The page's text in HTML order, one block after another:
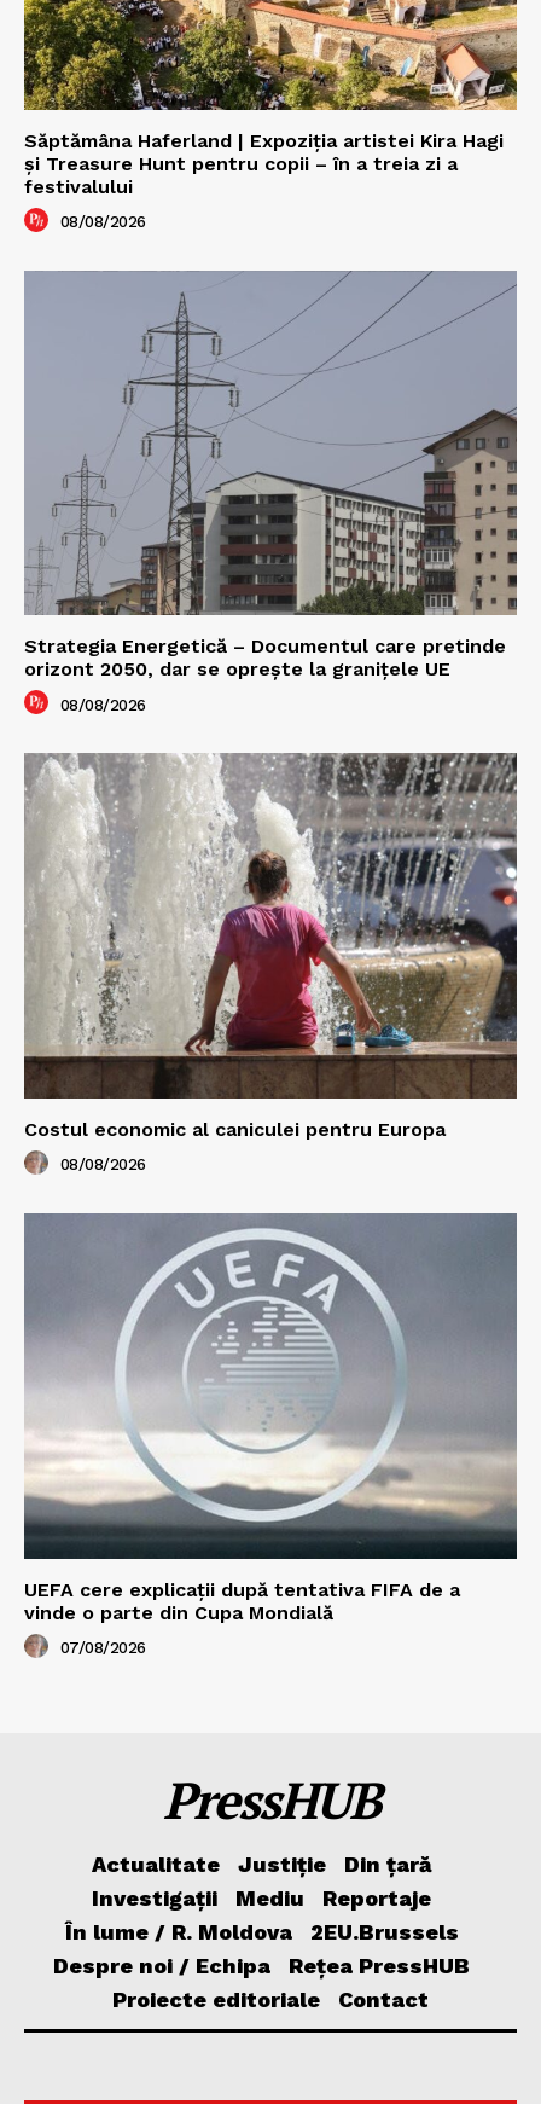
Săptămâna Haferland | Expoziţia artistei Kira Hagi
şi Treasure Hunt pentru copii – în a treia zi a
festivalului
08/08/2026
Strategia Energetică – Documentul care pretinde
orizont 2050, dar se oprește la granițele UE
08/08/2026
Costul economic al caniculei pentru Europa
08/08/2026
UEFA cere explicații după tentativa FIFA de a
vinde o parte din Cupa Mondială
07/08/2026
PressHUB
Actualitate Justiție
Din țară
Investigații
Mediu
Reportaje
În lume / R. Moldova
2EU.Brussels
Despre noi / Echipa
Rețea PressHUB
Proiecte editoriale
Contact